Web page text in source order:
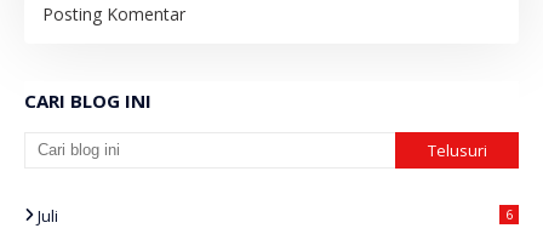
Posting Komentar
CARI BLOG INI
Juli 6